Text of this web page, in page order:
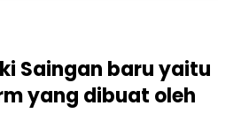
Saingan baru yaitu
yang dibuat oleh